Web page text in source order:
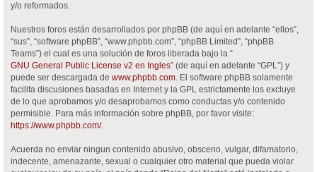
y/o reformados.
Nuestros foros están desarrollados por phpBB (de aquí en adelante “ellos”,
“sus”, “software phpBB”, “www.phpbb.com”, “phpBB Limited”, “phpBB
Teams”) el cual es una solución de foros liberada bajo la “
GNU General Public License v2 en Ingles” (de aquí en adelante “GPL”) y
puede ser descargada de www.phpbb.com. El software phpBB solamente
facilita discusiones basadas en Internet y la GPL estrictamente los excluye
de lo que aprobamos y/o desaprobamos como conductas y/o contenido
permisible. Para más información sobre phpBB, por favor visite:
https://www.phpbb.com/.
Acuerda no enviar ningun contenido abusivo, obsceno, vulgar, difamatorio,
indecente, amenazante, sexual o cualquier otro material que pueda violar